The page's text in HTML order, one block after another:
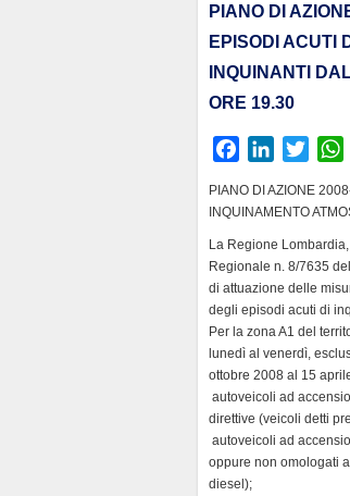
PIANO DI
EPISODI ACUTI
INQUINANTI
ORE 19.30
c
b
o
k
n
e
I
n
i
t
r
a
s
PIANO DI AZIONE
INQUINAMENTO
La Regione
Regionale n. 8/7635
di attuazione delle
degli episodi acuti di
Per la zona A1 del
lunedì al venerdì,
ottobre 2008 al 15
 autoveicoli ad
direttive (veicoli detti
 autoveicoli ad
oppure non omologati ai
diesel);